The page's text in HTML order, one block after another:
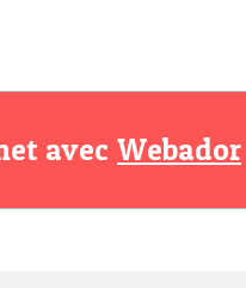
avec Webador